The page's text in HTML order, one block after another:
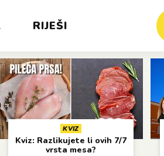
RIJEŠI
KVIZ
Kviz: Razlikujete li ovih 7/7
vrsta mesa?